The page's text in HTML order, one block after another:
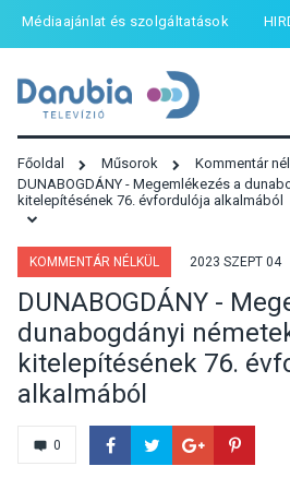
Médiaajánlat és szolgáltatások
Főoldal Műsorok
Kommentár
DUNABOGDÁNY - Megemlékezés a
kitelepítésének 76. évfordulója alkalmából
KOMMENTÁR NÉLKÜL 2023 SZEPT 04
DUNABOGDÁNY -
dunabogdányi
kitelepítésének 76.
alkalmából
0